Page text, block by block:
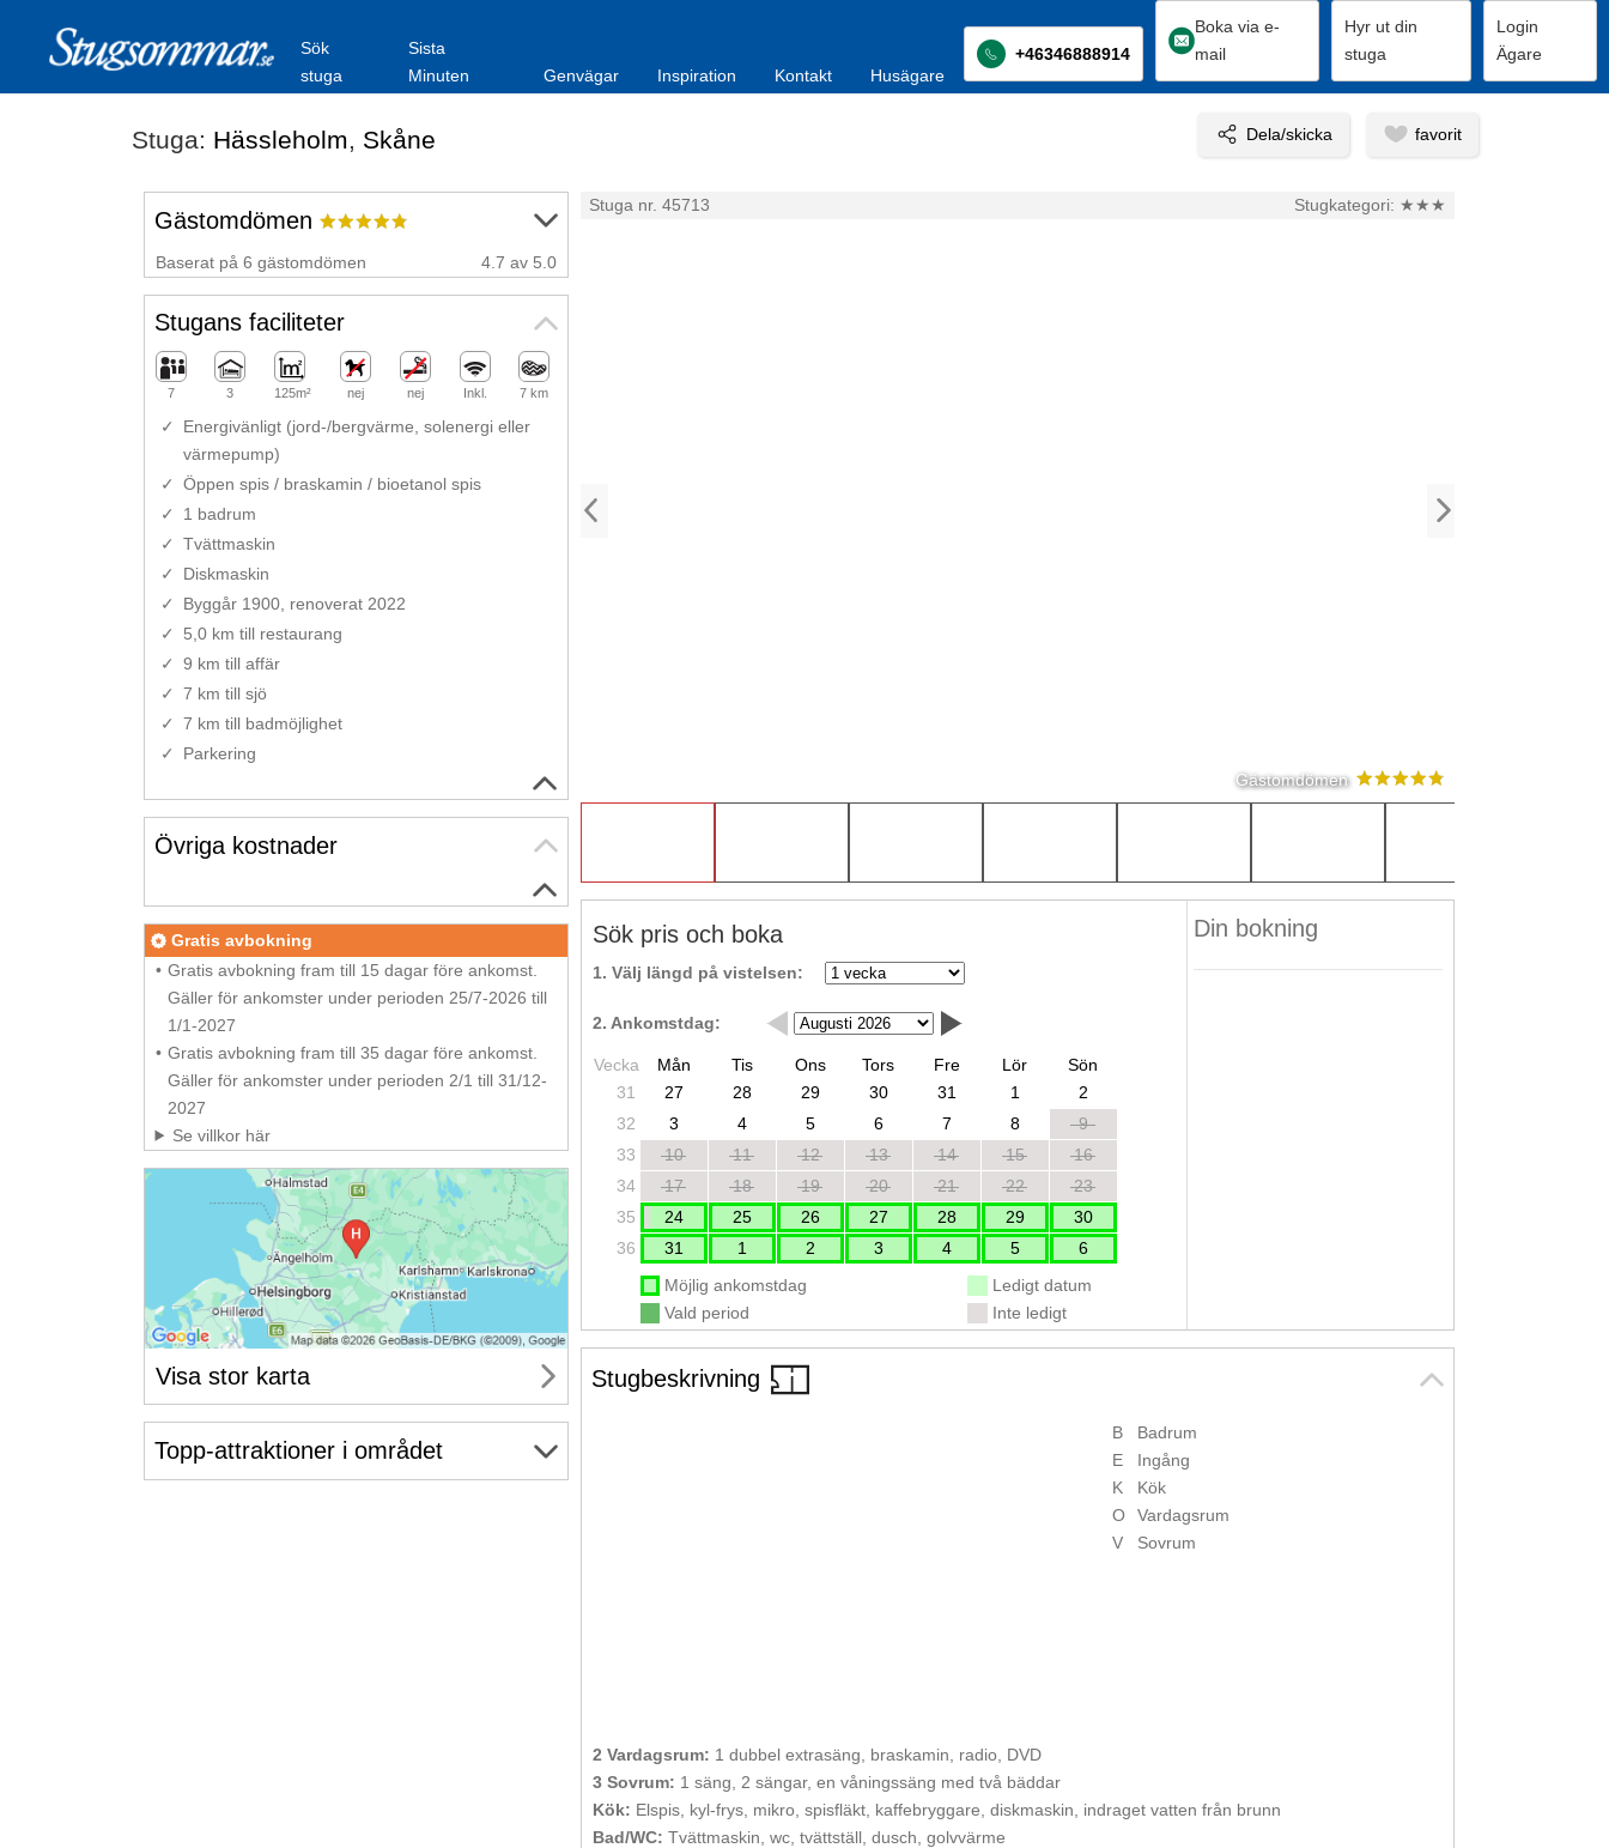
Sök
stuga
Sista
Minuten
Genvägar Inspiration Kontakt Husägare
+46346888914
Boka via e-
mail
Hyr ut din
stuga
Login
Ägare
Stuga: Hässleholm, Skåne
Stuga nr. 45713 Stugkategori: ★★★
Gästomdömen
Sök pris och boka
1. Välj längd på vistelsen:
2. Ankomstdag:
Vecka Mån Tis Ons Tors Fre Lör
Sön
31
27 28 29 30 31 1
2
32
3 4 5 6 7 8
9
33
10 11 12 13 14 15
16
34
17 18 19 20 21 22
23
35
24 25 26 27 28 29
30
36
31 1 2 3 4 5
6
Möjlig ankomstdag
Vald period
Ledigt datum
Inte ledigt
Din bokning
Stugbeskrivning
B
Badrum
E
Ingång
K
Kök
O
Vardagsrum
V
Sovrum
2 Vardagsrum: 1 dubbel extrasäng, braskamin, radio, DVD
3 Sovrum: 1 säng, 2 sängar, en våningssäng med två bäddar
Kök: Elspis, kyl-frys, mikro, spisfläkt, kaffebryggare, diskmaskin, indraget vatten från brunn
Bad/WC: Tvättmaskin, wc, tvättställ, dusch, golvvärme
Gästomdömen
Baserat på 6 gästomdömen 4.7 av 5.0
Stugans faciliteter
7 3 125m² nej nej Inkl. 7 km
Energivänligt (jord-/bergvärme, solenergi eller
värmepump)
Öppen spis / braskamin / bioetanol spis
1 badrum
Tvättmaskin
Diskmaskin
Byggår 1900, renoverat 2022
5,0 km till restaurang
9 km till affär
7 km till sjö
7 km till badmöjlighet
Parkering
Övriga kostnader
Gratis avbokning
Gratis avbokning fram till 15 dagar före ankomst.
Gäller för ankomster under perioden 25/7-2026 till
1/1-2027
Gratis avbokning fram till 35 dagar före ankomst.
Gäller för ankomster under perioden 2/1 till 31/12-
2027
Se villkor här
Visa stor karta
Topp-attraktioner i området